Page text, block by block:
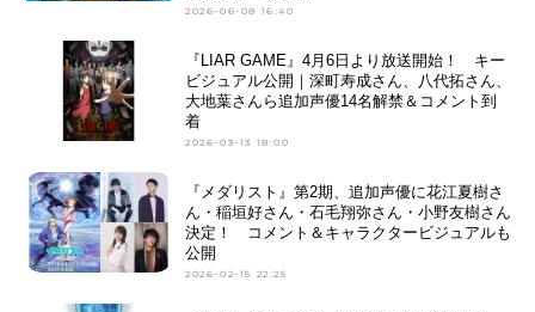
2026-06-08 16:40
『LIAR GAME』4月6日より放送開始！ キー
ビジュアル公開｜深町寿成さん、八代拓さん、
大地葉さんら追加声優14名解禁＆コメント到
着
2026-03-13 18:00
『メダリスト』第2期、追加声優に花江夏樹さ
ん・稲垣好さん・石毛翔弥さん・小野友樹さん
決定！ コメント＆キャラクタービジュアルも
公開
2026-02-15 22:25